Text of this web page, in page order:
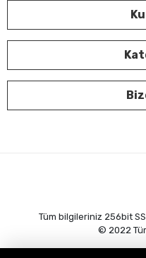
Tüm bilgileriniz 256bit
© 2022